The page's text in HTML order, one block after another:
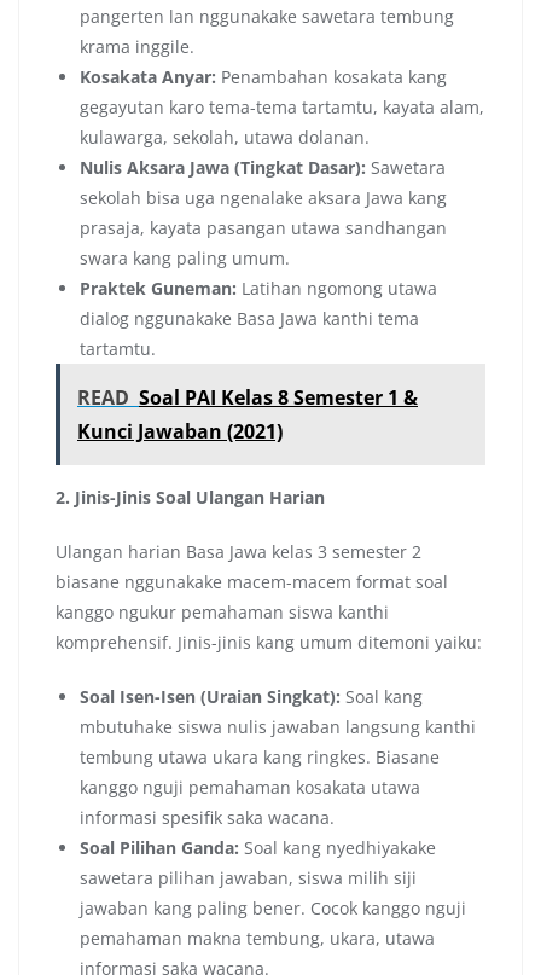
pangerten lan nggunakake sawetara tembung
krama inggile.
Kosakata Anyar: Penambahan kosakata kang
gegayutan karo tema-tema tartamtu, kayata alam,
kulawarga, sekolah, utawa dolanan.
Nulis Aksara Jawa (Tingkat Dasar): Sawetara
sekolah bisa uga ngenalake aksara Jawa kang
prasaja, kayata pasangan utawa sandhangan
swara kang paling umum.
Praktek Guneman: Latihan ngomong utawa
dialog nggunakake Basa Jawa kanthi tema
tartamtu.
READ Soal PAI Kelas 8 Semester 1 &
Kunci Jawaban (2021)
2. Jinis-Jinis Soal Ulangan Harian
Ulangan harian Basa Jawa kelas 3 semester 2
biasane nggunakake macem-macem format soal
kanggo ngukur pemahaman siswa kanthi
komprehensif. Jinis-jinis kang umum ditemoni yaiku:
Soal Isen-Isen (Uraian Singkat): Soal kang
mbutuhake siswa nulis jawaban langsung kanthi
tembung utawa ukara kang ringkes. Biasane
kanggo nguji pemahaman kosakata utawa
informasi spesifik saka wacana.
Soal Pilihan Ganda: Soal kang nyedhiyakake
sawetara pilihan jawaban, siswa milih siji
jawaban kang paling bener. Cocok kanggo nguji
pemahaman makna tembung, ukara, utawa
informasi saka wacana.